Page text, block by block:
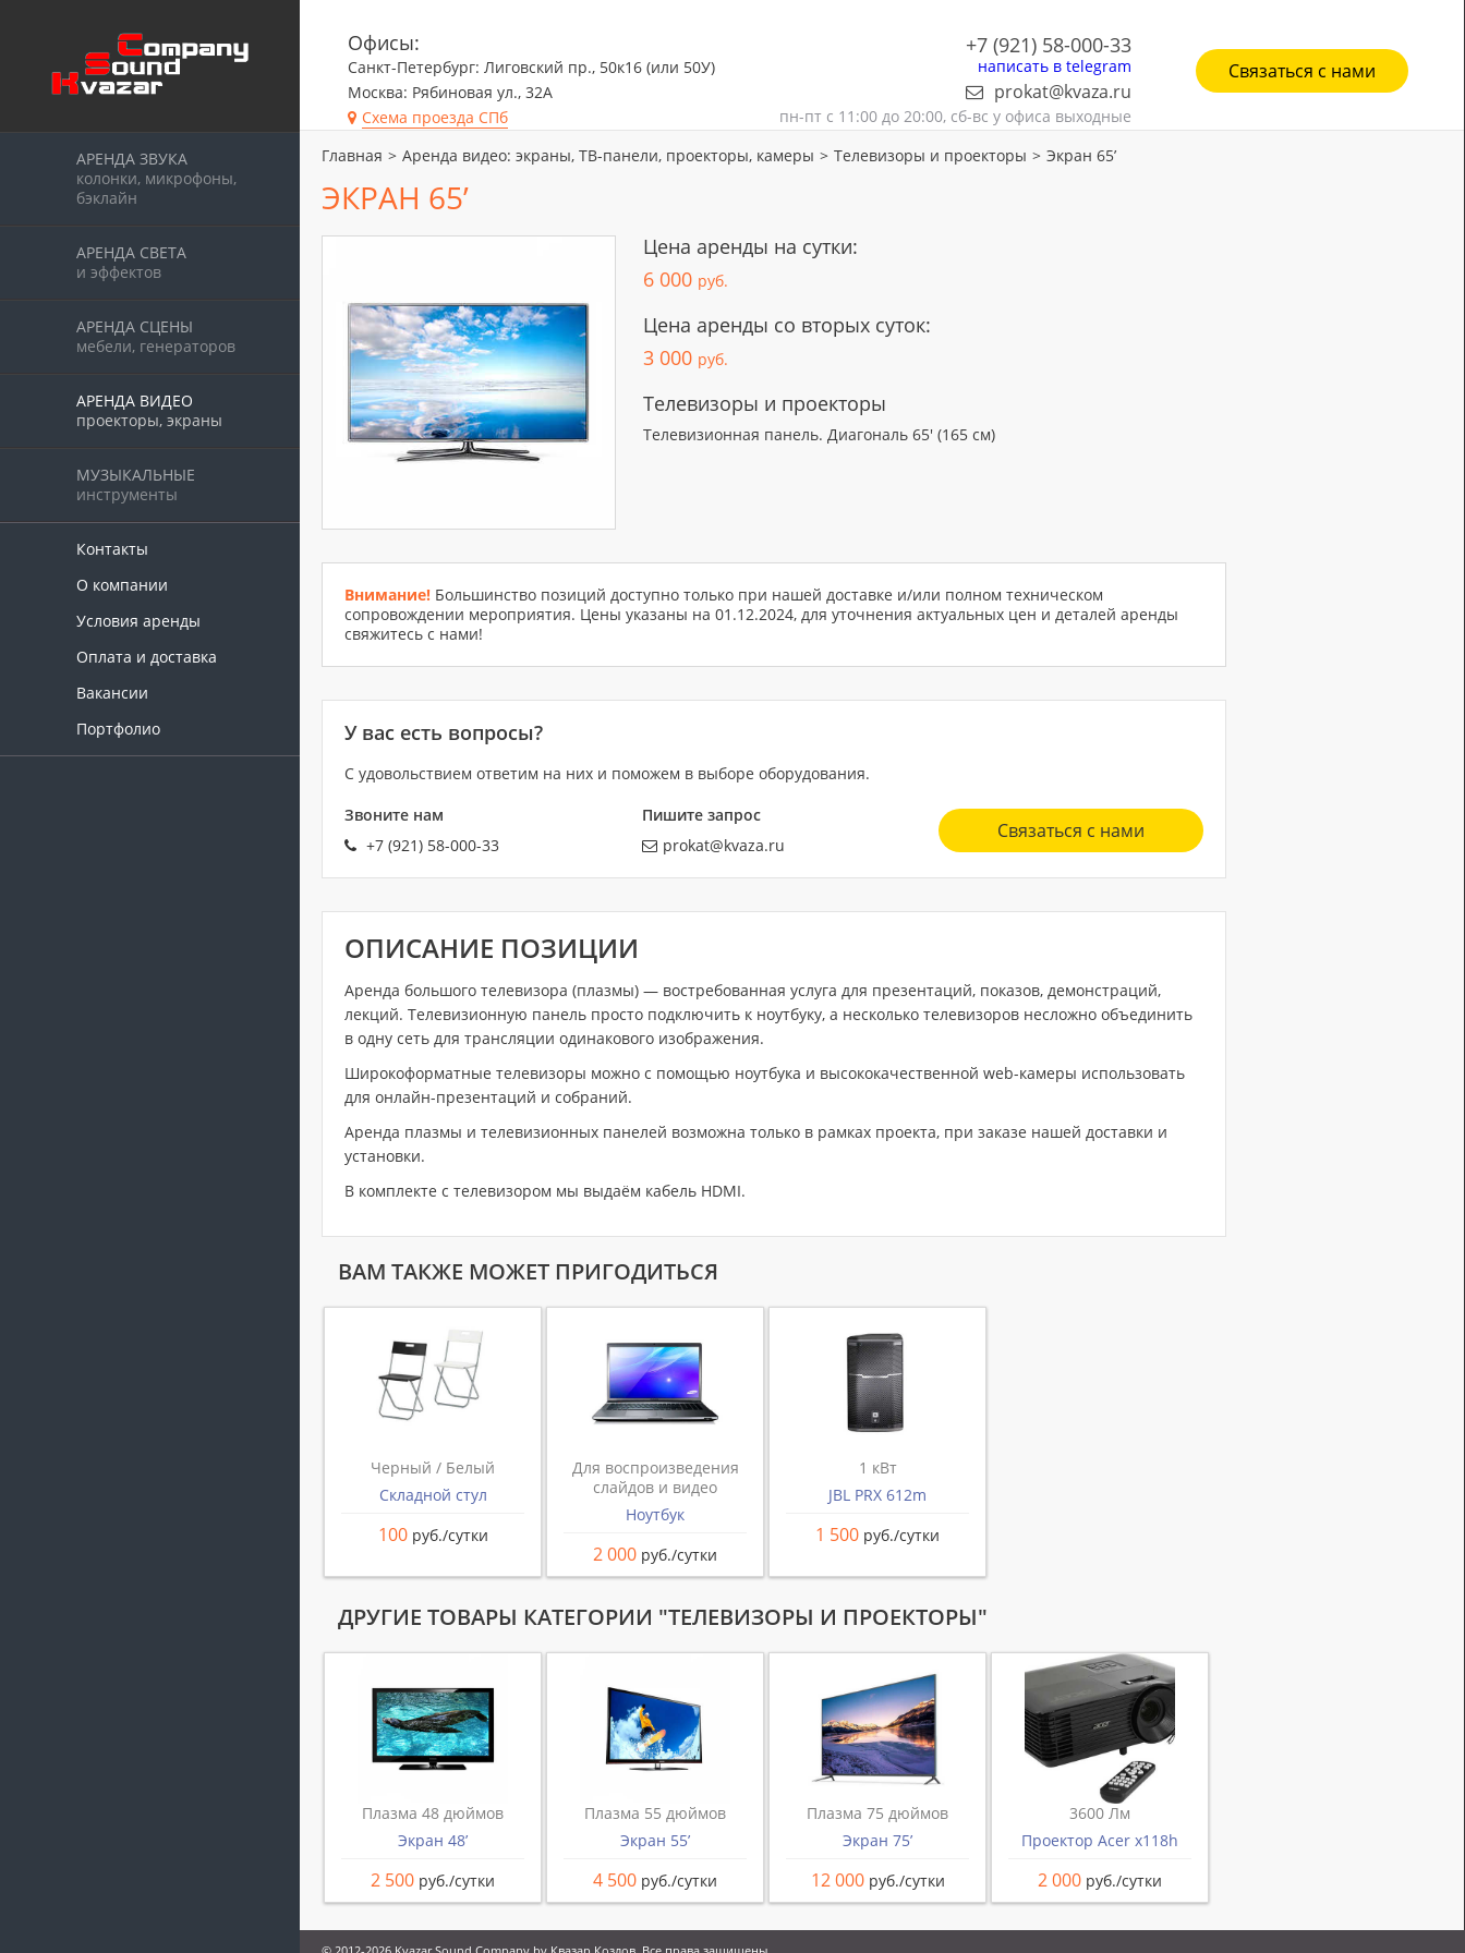
АРЕНДА ЗВУКА
колонки, микрофоны,
бэклайн
АРЕНДА СВЕТА
и эффектов
АРЕНДА СЦЕНЫ
мебели, генераторов
АРЕНДА ВИДЕО
проекторы, экраны
МУЗЫКАЛЬНЫЕ
инструменты
Контакты
О компании
Условия аренды
Оплата и доставка
Вакансии
Портфолио
Офисы:
Санкт-Петербург: Лиговский пр., 50к16 (или 50У)
Москва: Рябиновая ул., 32А
Схема проезда СПб
+7 (921) 58-000-33
написать в telegram
prokat@kvaza.ru
пн-пт с 11:00 до 20:00, сб-вс у офиса выходные
Связаться с нами
Главная > Аренда видео: экраны, ТВ-панели, проекторы, камеры > Телевизоры и проекторы > Экран 65’
ЭКРАН 65’
Цена аренды на сутки:
6 000 руб.
Цена аренды со вторых суток:
3 000 руб.
Телевизоры и проекторы
Телевизионная панель. Диагональ 65' (165 см)
Внимание! Большинство позиций доступно только при нашей доставке и/или полном техническом
сопровождении мероприятия. Цены указаны на 01.12.2024, для уточнения актуальных цен и деталей аренды
свяжитесь с нами!
У вас есть вопросы?
С удовольствием ответим на них и поможем в выборе оборудования.
Звоните нам
+7 (921) 58-000-33
Пишите запрос
prokat@kvaza.ru
Связаться с нами
ОПИСАНИЕ ПОЗИЦИИ
Аренда большого телевизора (плазмы) — востребованная услуга для презентаций, показов, демонстраций,
лекций. Телевизионную панель просто подключить к ноутбуку, а несколько телевизоров несложно объединить
в одну сеть для трансляции одинакового изображения.
Широкоформатные телевизоры можно с помощью ноутбука и высококачественной web-камеры использовать
для онлайн-презентаций и собраний.
Аренда плазмы и телевизионных панелей возможна только в рамках проекта, при заказе нашей доставки и
установки.
В комплекте с телевизором мы выдаём кабель HDMI.
ВАМ ТАКЖЕ МОЖЕТ ПРИГОДИТЬСЯ
Черный / Белый
Складной стул
100 руб./сутки
Для воспроизведения
слайдов и видео
Ноутбук
2 000 руб./сутки
1 кВт
JBL PRX 612m
1 500 руб./сутки
ДРУГИЕ ТОВАРЫ КАТЕГОРИИ "ТЕЛЕВИЗОРЫ И ПРОЕКТОРЫ"
Плазма 48 дюймов
Экран 48’
2 500 руб./сутки
Плазма 55 дюймов
Экран 55’
4 500 руб./сутки
Плазма 75 дюймов
Экран 75’
12 000 руб./сутки
3600 Лм
Проектор Acer x118h
2 000 руб./сутки